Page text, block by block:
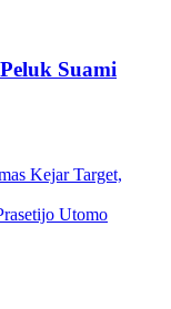
Suami
Kejar Target,
Utomo